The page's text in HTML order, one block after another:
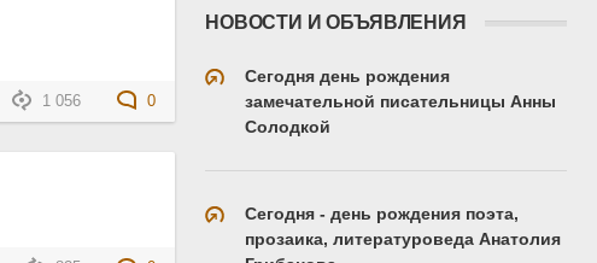
1 056 0
НОВОСТИ И ОБЪЯВЛЕНИЯ
Сегодня день рождения
замечательной писательницы Анны
Солодкой
Сегодня - день рождения поэта,
прозаика, литературоведа Анатолия